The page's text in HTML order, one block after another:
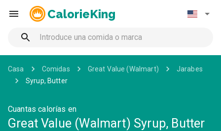
CalorieKing
Casa Comidas Great Value (Walmart)
Jarabes
Syrup, Butter
Cuantas calorías en
Great Value (Walmart) Syrup, Butter